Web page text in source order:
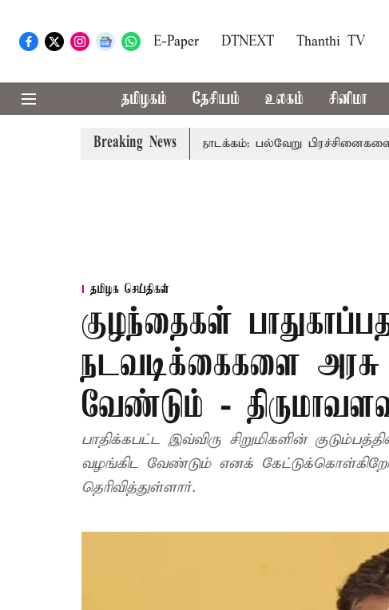
E-Paper DTNEXT Thanthi TV
தமிழகம் தேசியம் உலகம் சினிமா
Breaking News
விவாதம் இன்று தொடக்கம்: பல்வேறு பிரச்சினைகளை எழுப்ப
தமிழக செய்திகள்
குழந்தைகள்
நடவடிக்கைகளை அரசு
வேண்டும் -
பாதிக்கபட்ட இவ்விரு சிறுமிகளின்
வழங்கிட வேண்டும் எனக்
தெரிவித்துள்ளார்.